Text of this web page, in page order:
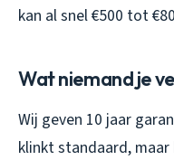
kan al snel €500 tot
Wat niemand je
Wij geven 10 jaar
klinkt standaard,